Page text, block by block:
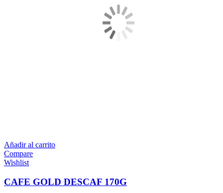
Añadir al carrito
Compare
Wishlist
CAFE GOLD DESCAF 170G